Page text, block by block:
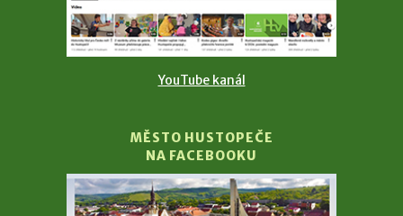
YouTube kanál
MĚSTO HUSTOPEČE
NA FACEBOOKU